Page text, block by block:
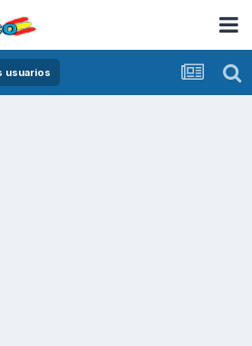
usuarios